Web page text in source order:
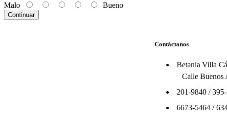
Malo
Bueno
Continuar
Contáctanos
Betania Villa
Calle Buenos
201-9840/
6673-5464/